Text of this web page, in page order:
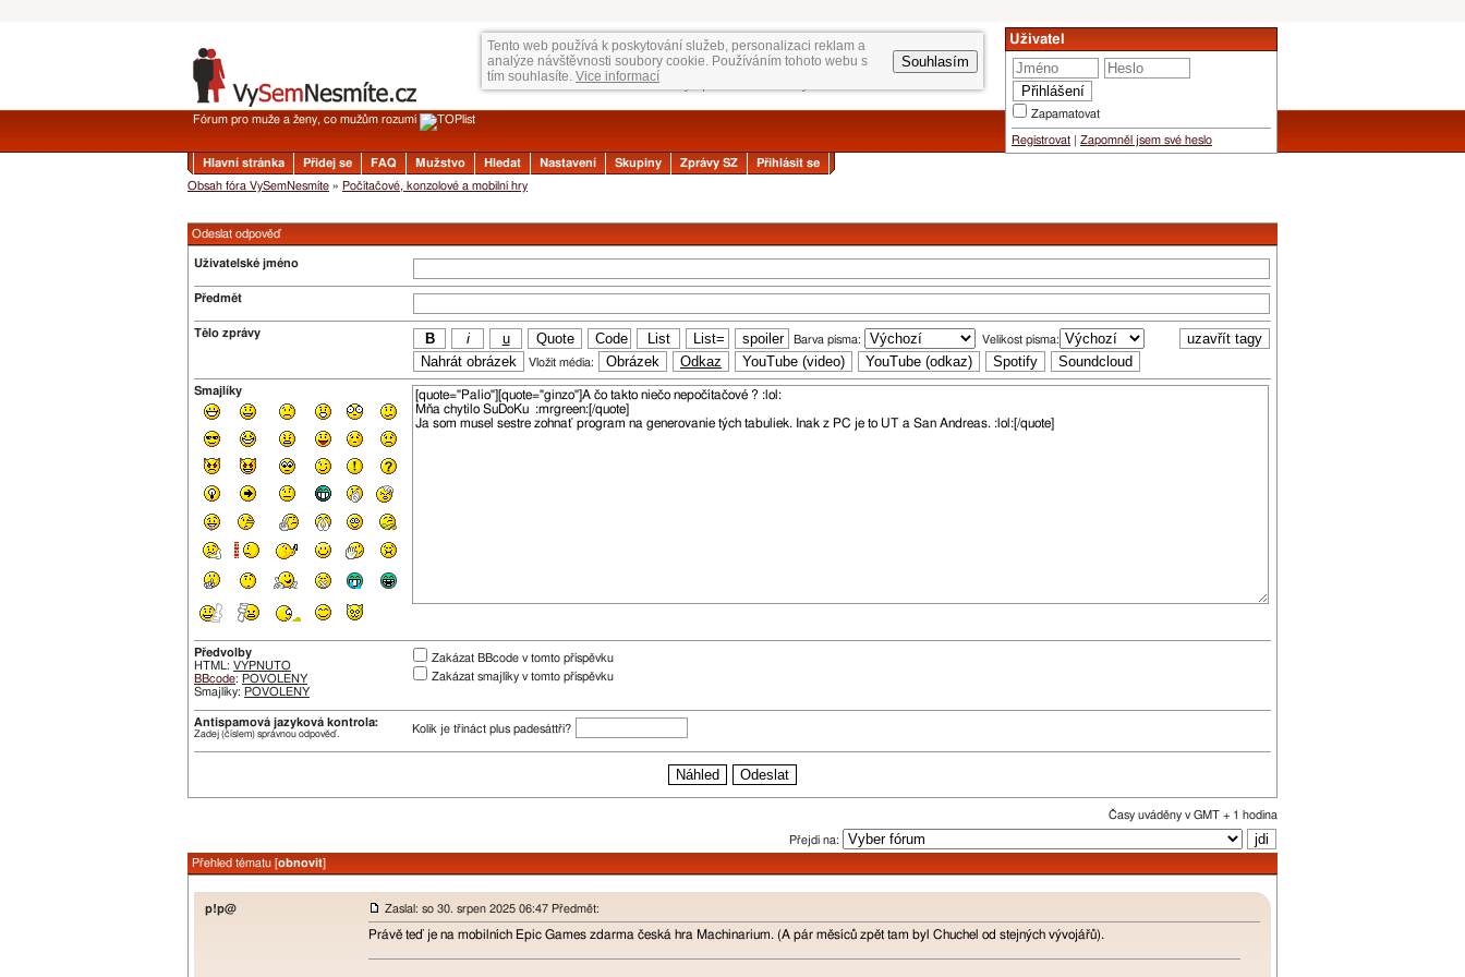
Tento web používá k poskytování služeb, personalizaci reklam a
analýze návštěvnosti soubory cookie. Používáním tohoto webu s
tím souhlasíte. Vice informací
Souhlasím
Uživatel
Zapamatovat
Registrovat Zapomněl jsem své heslo
Fórum pro muže a ženy, co mužům rozumí
Hlavní stránka Přidej se FAQ Mužstvo Hledat Nastavení Skupiny Zprávy SZ
Přihlásit se
Obsah fóra VySemNesmíte » Počítačové, konzolové a mobilní hry
Odeslat odpověď
Uživatelské jméno
Předmět
Tělo zprávy
Barva písma:
Velikost písma:
Vložit média:
Smajlíky
Předvolby
HTML: VYPNUTO
BBcode: POVOLENY
Smajlíky: POVOLENY
Zakázat BBcode v tomto příspěvku
Zakázat smajlíky v tomto příspěvku
Antispamová jazyková kontrola:
Zadej (číslem) správnou odpověď. Kolik je třináct plus padesáttři?
Časy uváděny v GMT + 1 hodina
Přejdi na:
Přehled tématu [obnovit]
p!p@ Zaslal: so 30. srpen 2025 06:47 Předmět:
Právě teď je na mobilních Epic Games zdarma česká hra Machinarium. (A pár měsíců zpět tam byl Chuchel od stejných vývojářů).